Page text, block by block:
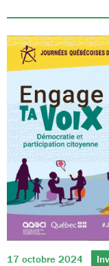
17 octobre 2024